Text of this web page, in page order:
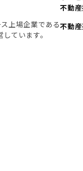
上場企業である
ています。
不動
不動